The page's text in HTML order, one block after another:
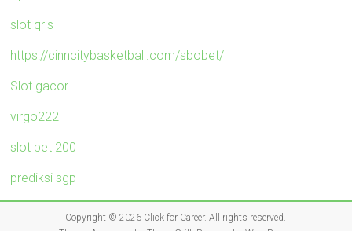
slot qris
https://cinncitybasketball.com/sbobet/
Slot gacor
virgo222
slot bet 200
prediksi sgp
Copyright © 2026 Click for Career. All rights reserved.